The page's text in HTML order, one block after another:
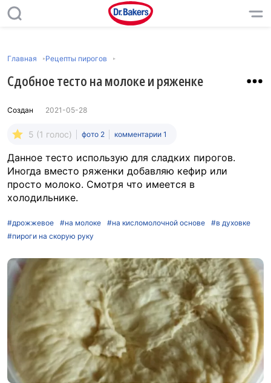
Главная Рецепты пирогов
Сдобное тесто на молоке и ряженке
Создан 2021-05-28
5 (1 голос) фото 2 комментарии 1
Данное тесто использую для сладких пирогов.
Иногда вместо ряженки добавляю кефир или
просто молоко. Смотря что имеется в
холодильнике.
#дрожжевое #на молоке #на кисломолочной основе
#в духовке
#пироги на скорую руку